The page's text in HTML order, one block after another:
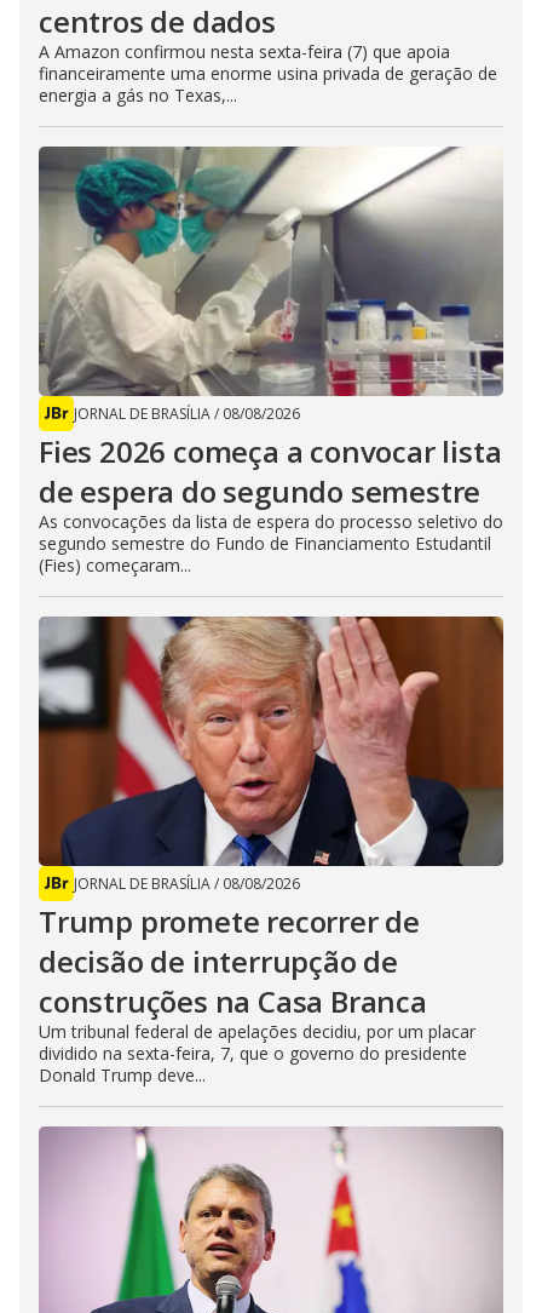
centros de dados
A Amazon confirmou nesta sexta-feira (7) que apoia
financeiramente uma enorme usina privada de geração de
energia a gás no Texas,...
JORNAL DE BRASÍLIA/ 08/08/2026
Fies 2026 começa a convocar lista
de espera do segundo semestre
As convocações da lista de espera do processo seletivo do
segundo semestre do Fundo de Financiamento Estudantil
(Fies) começaram...
JORNAL DE BRASÍLIA/ 08/08/2026
Trump promete recorrer de
decisão de interrupção de
construções na Casa Branca
Um tribunal federal de apelações decidiu, por um placar
dividido na sexta-feira, 7, que o governo do presidente
Donald Trump deve...